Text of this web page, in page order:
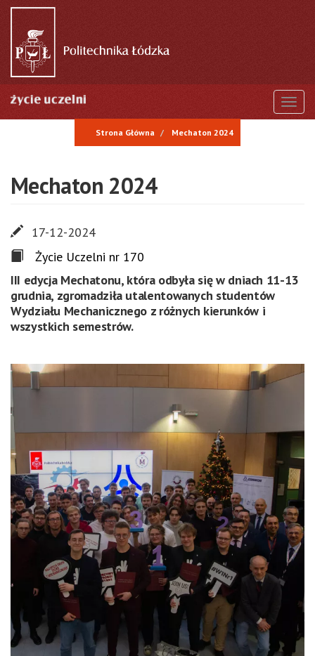
Przejdź
treści
Strona Główna Mechaton 2024
Mechaton 2024
17-12-2024
Życie Uczelni nr 170
III edycja Mechatonu, która odbyła się w dniach 11-13
grudnia, zgromadziła utalentowanych studentów
Wydziału Mechanicznego z różnych kierunków i
wszystkich semestrów.